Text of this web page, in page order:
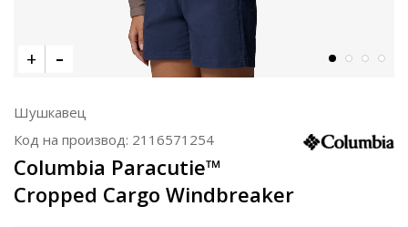
Шушкавец
Код на производ: 2116571254
Columbia Paracutie™
Cropped Cargo Windbreaker